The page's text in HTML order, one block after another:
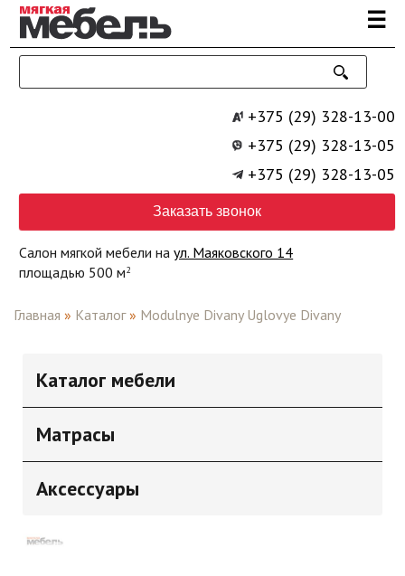
Перейти к основному содержанию ☰
+375 (29) 328-13-00
+375 (29) 328-13-05
+375 (29) 328-13-05
Заказать звонок
Салон мягкой мебели наул. Маяковского 14
площадью 500 м2
Главная » Каталог » Modulnye Divany Uglovye Divany
Каталог мебели
Матрасы
Аксессуары